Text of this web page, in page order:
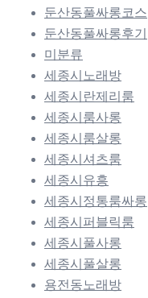
둔산동풀싸롱코스
둔산동풀싸롱후기
미분류
세종시노래방
세종시란제리룸
세종시룸사롱
세종시룸살롱
세종시셔츠룸
세종시유흥
세종시정통룸싸롱
세종시퍼블릭룸
세종시풀사롱
세종시풀살롱
용전동노래방